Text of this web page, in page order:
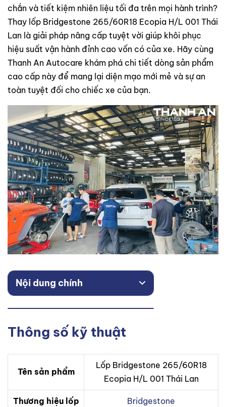
chắn và tiết kiệm nhiên liệu tối đa trên mọi hành trình?
Thay lốp Bridgestone 265/60R18 Ecopia H/L 001 Thái
Lan là giải pháp nâng cấp tuyệt vời giúp khôi phục
hiệu suất vận hành đỉnh cao vốn có của xe. Hãy cùng
Thanh An Autocare khám phá chi tiết dòng sản phẩm
cao cấp này để mang lại diện mạo mới mẻ và sự an
toàn tuyệt đối cho chiếc xe của bạn.
Nội dung chính
Thông số kỹ thuật
Tên sản phẩm
Lốp Bridgestone 265/60R18
Ecopia H/L 001 Thái Lan
Thương hiệu lốp Bridgestone